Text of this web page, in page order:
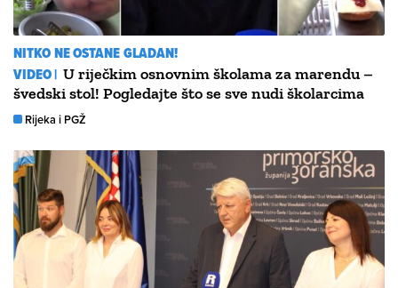
NITKO NE OSTANE GLADAN!
VIDEO | U riječkim osnovnim školama za marendu –
švedski stol! Pogledajte što se sve nudi školarcima
Rijeka i PGŽ